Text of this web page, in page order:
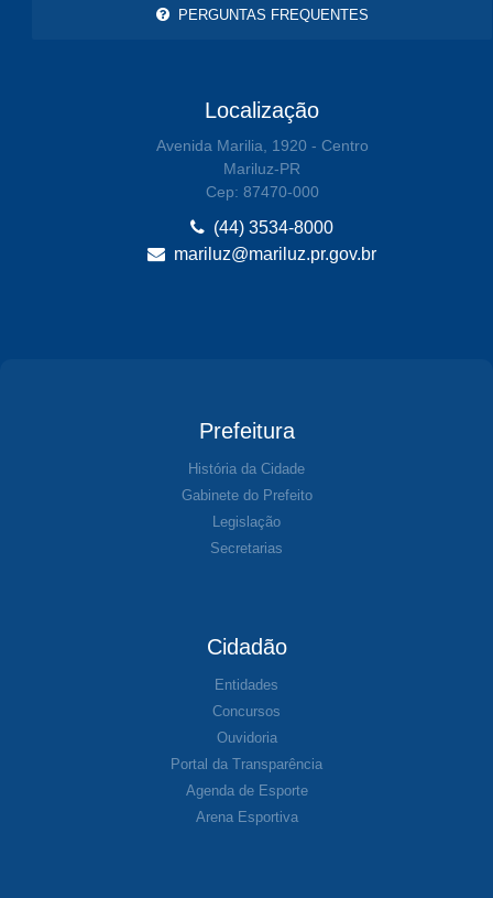
PERGUNTAS FREQUENTES
Localização
Avenida Marilia, 1920 - Centro
Mariluz-PR
Cep: 87470-000
(44) 3534-8000
mariluz@mariluz.pr.gov.br
Prefeitura
História da Cidade
Gabinete do Prefeito
Legislação
Secretarias
Cidadão
Entidades
Concursos
Ouvidoria
Portal da Transparência
Agenda de Esporte
Arena Esportiva